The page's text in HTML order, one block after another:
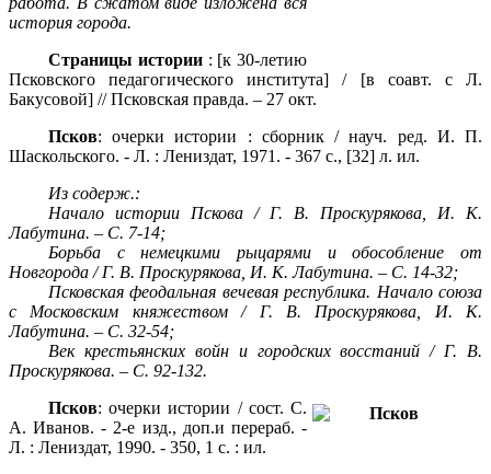
история города.
Страницы истории : [к 30-летию
Псковского педагогического института] / [в соавт. с Л.
Бакусовой] // Псковская правда. – 27 окт.
Псков: очерки истории : сборник / науч. ред. И. П.
Шаскольского. - Л. : Лениздат, 1971. - 367 с., [32] л. ил.
Из содерж.:
Начало истории Пскова / Г. В. Проскурякова, И. К.
Лабутина. – С. 7-14;
Борьба с немецкими рыцарями и обособление от
Новгорода / Г. В. Проскурякова, И. К. Лабутина. – С. 14-32;
Псковская феодальная вечевая республика. Начало союза
с Московским княжеством / Г. В. Проскурякова, И. К.
Лабутина. – С. 32-54;
Век крестьянских войн и городских восстаний / Г. В.
Проскурякова. – С. 92-132.
Псков: очерки истории / сост. С.
А. Иванов. - 2-е изд., доп.и перераб. -
Л. : Лениздат, 1990. - 350, 1 с. : ил.